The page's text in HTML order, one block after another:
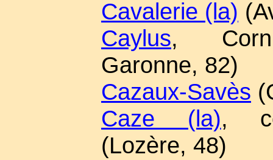
Cavalerie (la)
Caylus,
Garonne, 82)
Cazaux-Savès
Caze (la),
(Lozère, 48)